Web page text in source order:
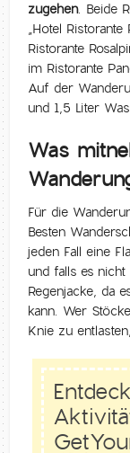
zugehen. Beide
„Hotel
Ristorante
im Ristorante
Auf der
und 1,5 Liter
Was
Für die
Besten
jeden Fall eine
und falls es
Regenjacke, da
kann. Wer
Knie zu